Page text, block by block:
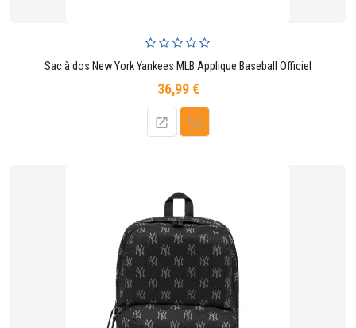
Sac à dos New York Yankees MLB Applique Baseball Officiel
36,99 €Prix